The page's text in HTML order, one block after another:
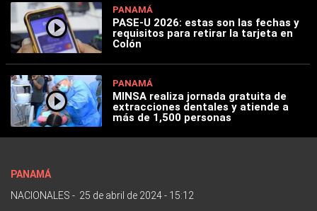
PANAMÁ
PASE-U 2026: estas son las fechas y
requisitos para retirar la tarjeta en
Colón
PANAMÁ
MINSA realiza jornada gratuita de
extracciones dentales y atiende a
más de 1,500 personas
PANAMÁ
NACIONALES - 25 de abril de 2024 - 15:12